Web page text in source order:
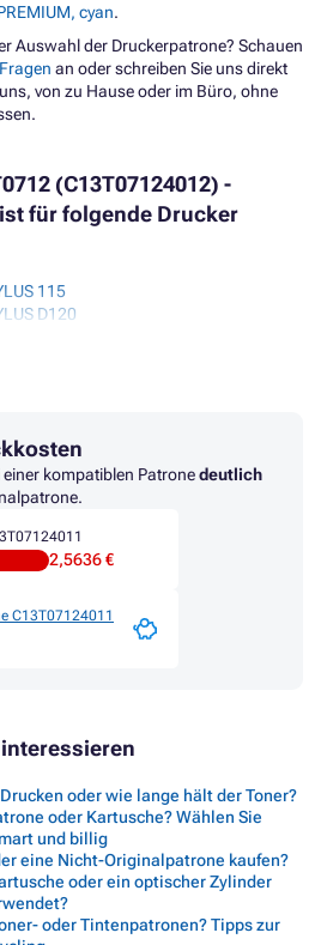
cyan.
Auswahl der Druckerpatrone? Schauen
an oder schreiben Sie uns direkt
von zu Hause oder im Büro, ohne
(C13T07124012) -
für folgende Drucker
115
D120
D78
D92
DX4400
DX4400 SERIES
DX4450
DX5000
DX5000 SERIES
DX5500
DX6000
DX6000 SERIES
DX7400 SERIES
DX8400
DX8400 SERIES
DX8450
DX9200
DX9400F
OFFICE B40W
OFFICE BX300F
kompatiblen Patronedeutlich
2,5636 €
C13T07124011
oder wie lange hält der Toner?
oder Kartusche? Wählen Sie
und billig
eine Nicht-Originalpatrone kaufen?
oder ein optischer Zylinder
oder Tintenpatronen? Tipps zur